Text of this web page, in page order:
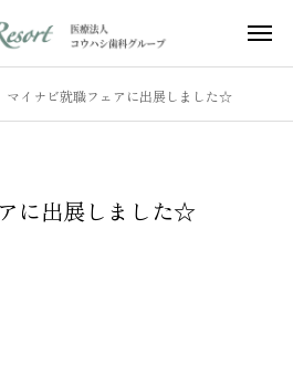
マイナビ就職フェアに出展しました☆
に出展しました☆